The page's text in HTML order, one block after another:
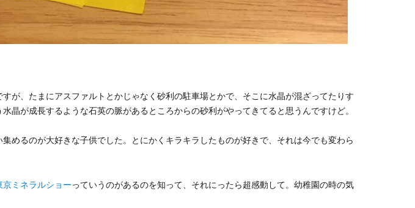
が、たまにアスファルトとかじゃなく砂利の駐車場とかで、そこに水晶が混ざってたりす
晶が成長するような石英の脈があるところからの砂利がやってきてると思うんですけど。
めるのが大好きな子供でした。とにかくキラキラしたものが好きで、それは今でも変わら
京ミネラルショーっていうのがあるのを知って、それにったら超感動して。幼稚園の時の気